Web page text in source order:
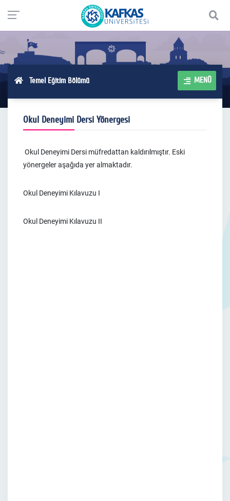
Temel Eğitim Bölümü MENÜ
Okul Deneyimi Dersi Yönergesi
Okul Deneyimi Dersi müfredattan kaldırılmıştır. Eski
yönergeler aşağıda yer almaktadır.
Okul Deneyimi Kılavuzu I
Okul Deneyimi Kılavuzu II